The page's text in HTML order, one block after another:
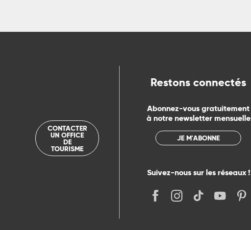
CONTACTER
UN OFFICE
DE
TOURISME
Restons connectés
Abonnez-vous gratuitement
à notre newsletter mensuelle
JE M'ABONNE
Suivez-nous sur les réseaux !